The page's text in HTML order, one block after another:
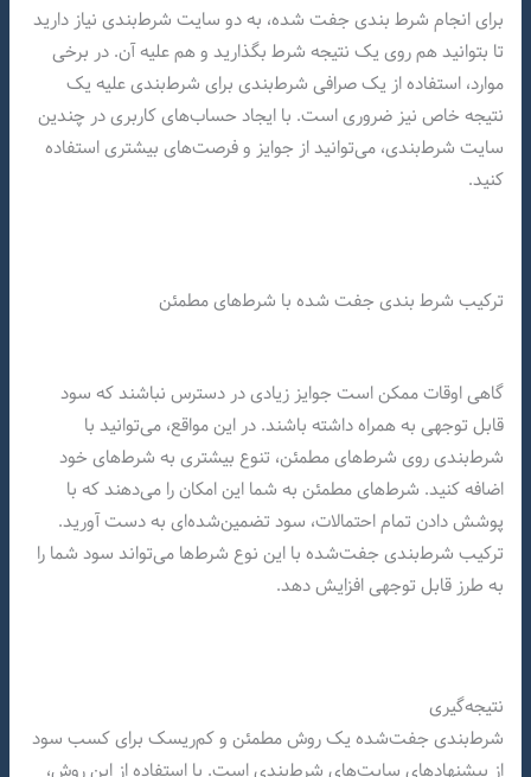
برای انجام شرط‌ بندی جفت‌ شده، به دو سایت شرط‌بندی نیاز دارید
تا بتوانید هم روی یک نتیجه شرط بگذارید و هم علیه آن. در برخی
موارد، استفاده از یک صرافی شرط‌بندی برای شرط‌بندی علیه یک
نتیجه خاص نیز ضروری است. با ایجاد حساب‌های کاربری در چندین
سایت شرط‌بندی، می‌توانید از جوایز و فرصت‌های بیشتری استفاده
کنید.
ترکیب شرط بندی جفت شده با شرط‌های مطمئن
گاهی اوقات ممکن است جوایز زیادی در دسترس نباشند که سود
قابل توجهی به همراه داشته باشند. در این مواقع، می‌توانید با
شرط‌بندی روی شرط‌های مطمئن، تنوع بیشتری به شرط‌های خود
اضافه کنید. شرط‌های مطمئن به شما این امکان را می‌دهند که با
پوشش دادن تمام احتمالات، سود تضمین‌شده‌ای به دست آورید.
ترکیب شرط‌بندی جفت‌شده با این نوع شرط‌ها می‌تواند سود شما را
به طرز قابل توجهی افزایش دهد.
نتیجه‌گیری
شرط‌بندی جفت‌شده یک روش مطمئن و کم‌ریسک برای کسب سود
از پیشنهادهای سایت‌های شرط‌بندی است. با استفاده از این روش،